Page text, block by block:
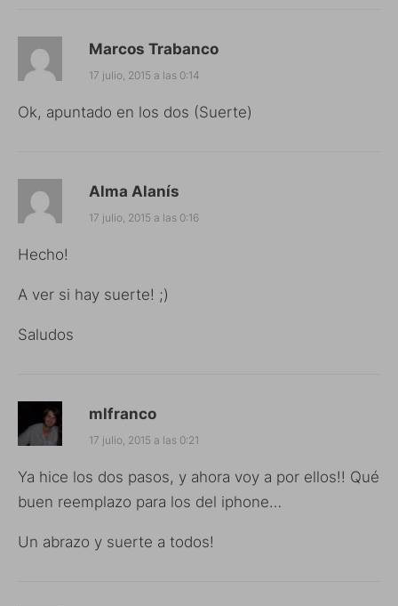
Marcos Trabanco
17 julio, 2015 a las 0:14
Ok, apuntado en los dos (Suerte)
Alma Alanís
17 julio, 2015 a las 0:16
Hecho!
A ver si hay suerte! ;)
Saludos
mlfranco
17 julio, 2015 a las 0:21
Ya hice los dos pasos, y ahora voy a por ellos!! Qué
buen reemplazo para los del iphone…
Un abrazo y suerte a todos!